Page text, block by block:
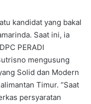
kandidat yang bakal
Saat ini, ia
PERADI
mengusung
Solid dan Modern
Timur. “Saat
persyaratan